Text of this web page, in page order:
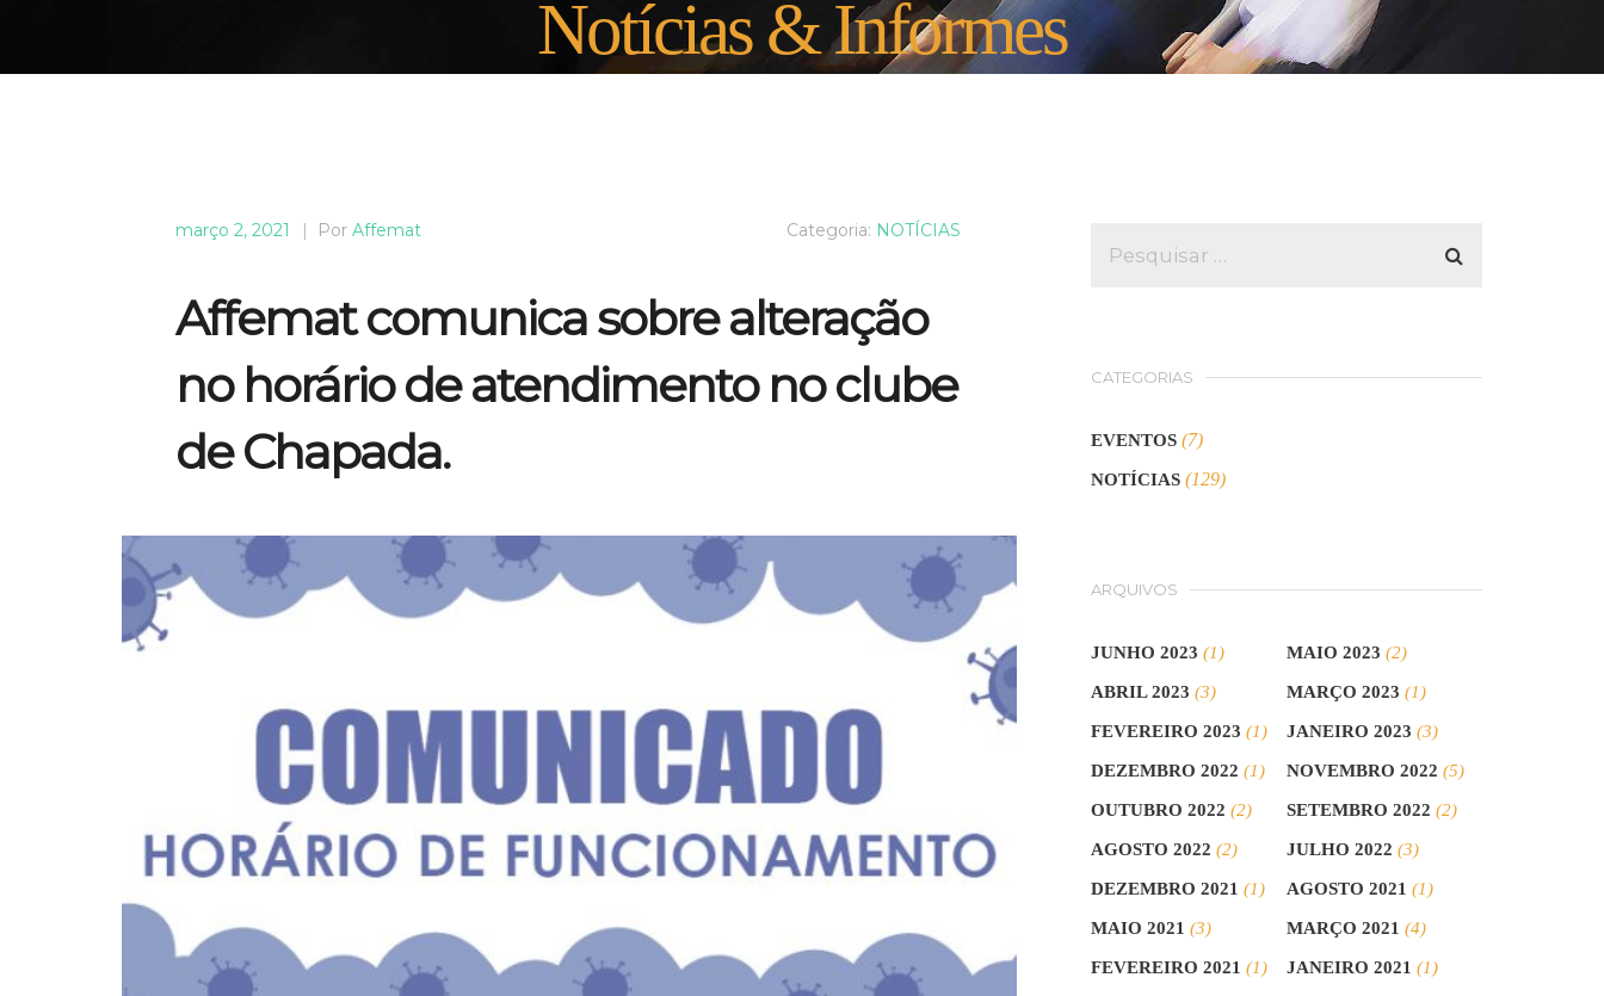
Notícias & Informes
março 2, 2021 | Por Affemat Categoria: NOTÍCIAS
Affemat comunica sobre alteração
no horário de atendimento no clube
de Chapada.
CATEGORIAS
EVENTOS (7)
NOTÍCIAS (129)
ARQUIVOS
JUNHO 2023 (1) MAIO 2023 (2)
ABRIL 2023 (3) MARÇO 2023 (1)
FEVEREIRO 2023 (1) JANEIRO 2023 (3)
DEZEMBRO 2022 (1) NOVEMBRO 2022 (5)
OUTUBRO 2022 (2) SETEMBRO 2022 (2)
AGOSTO 2022 (2) JULHO 2022 (3)
DEZEMBRO 2021 (1) AGOSTO 2021 (1)
MAIO 2021 (3) MARÇO 2021 (4)
FEVEREIRO 2021 (1) JANEIRO 2021 (1)